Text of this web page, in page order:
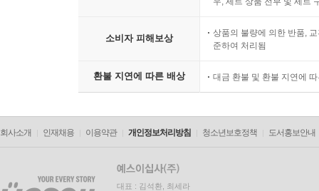
소비자 피해보상
상품의 불량에 의한 반품,
준하여 처리됨
환불 지연에 따른 배상 대금 환불 및 환불 지연에
회사소개 인재채용 이용약관 개인정보처리방침 청소년보호정책 도서홍보안내
대표 : 김석환, 최세라